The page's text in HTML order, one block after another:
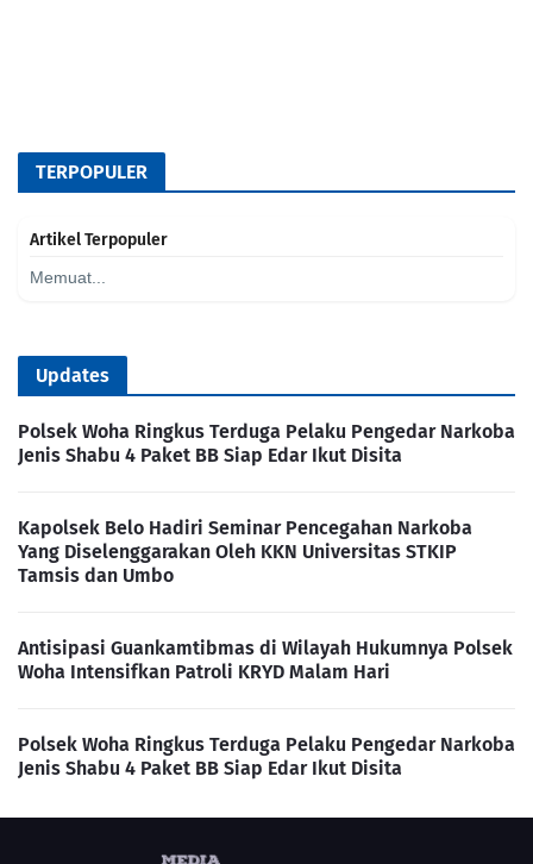
TERPOPULER
Artikel Terpopuler
Memuat...
Updates
Polsek Woha Ringkus Terduga Pelaku Pengedar Narkoba
Jenis Shabu 4 Paket BB Siap Edar Ikut Disita
Kapolsek Belo Hadiri Seminar Pencegahan Narkoba
Yang Diselenggarakan Oleh KKN Universitas STKIP
Tamsis dan Umbo
Antisipasi Guankamtibmas di Wilayah Hukumnya Polsek
Woha Intensifkan Patroli KRYD Malam Hari
Polsek Woha Ringkus Terduga Pelaku Pengedar Narkoba
Jenis Shabu 4 Paket BB Siap Edar Ikut Disita